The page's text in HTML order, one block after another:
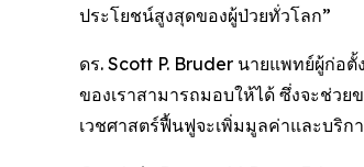
ประโยชน์สูงสุดของผู้ป่วยทั่วโลก”
ดร. Scott P. Bruder นายแพทย์ผู้ก่อ
ของเราสามารถมอบให้ได้ ซึ่งจะช่ว
เวชศาสตร์ฟื้นฟูจะเพิ่มมูลค่าและบริ